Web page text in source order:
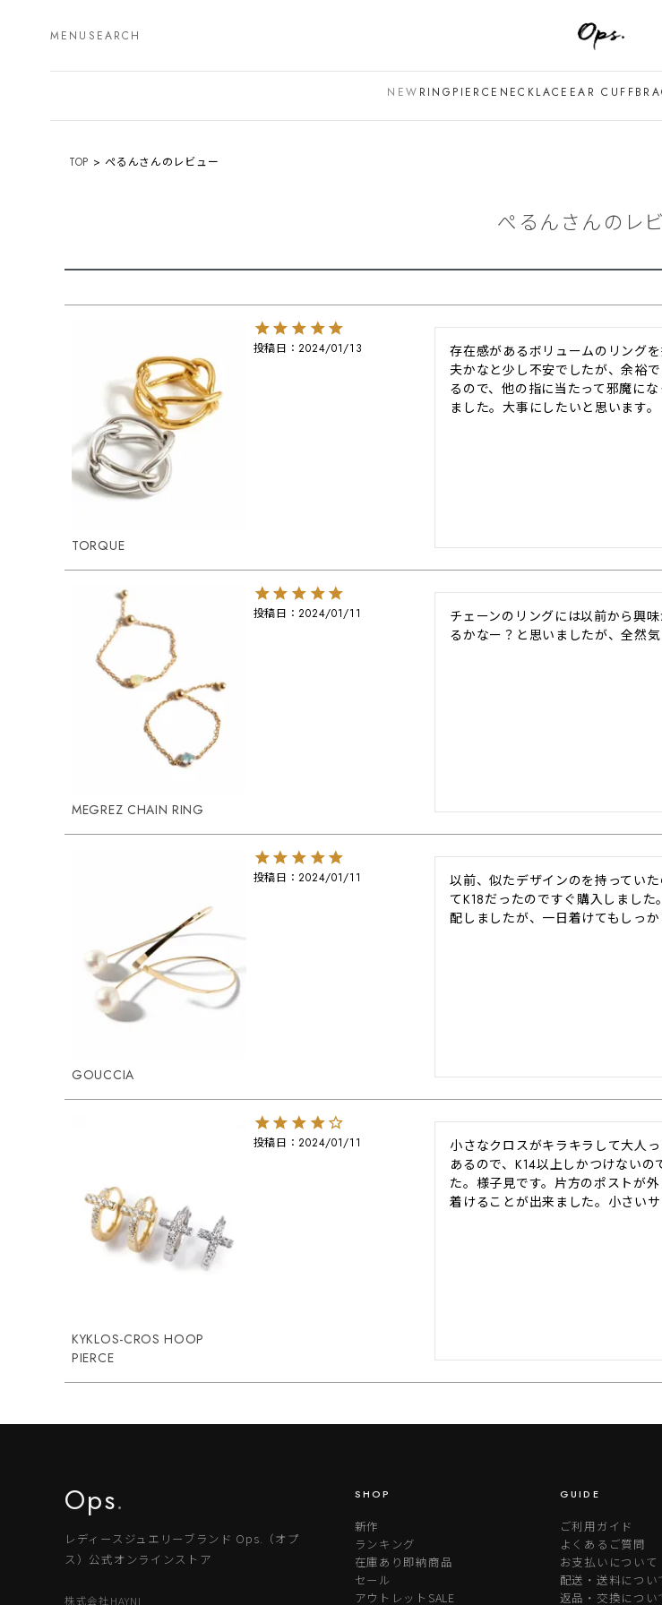
MENU SEARCH
NEW RING PIERCE NECKLACE EAR CUFF
TOP ぺるんさんのレビュー
ぺるんさんのレ
TORQUE
投稿日 2024/01/13
存在感があるボリュームのリング
夫かなと少し不安でしたが、余裕
るので、他の指に当たって邪魔に
ました。大事にしたいと思います。
MEGREZ CHAIN RING
投稿日 2024/01/11
チェーンのリングには以前から興
るかなー？と思いましたが、全然
GOUCCIA
投稿日 2024/01/11
以前、似たデザインのを持ってい
てK18だったのですぐ購入しまし
配しましたが、一日着けてもしっ
KYKLOS-CROS HOOP
PIERCE
投稿日 2024/01/11
小さなクロスがキラキラして大人
あるので、K14以上しかつけない
た。様子見です。片方のポストが
着けることが出来ました。小さい
Ops.
レディースジュエリーブランド Ops.（オプ
ス）公式オンラインストア
株式会社HAYNI
SHOP
新作
ランキング
在庫あり即納商品
セール
アウトレットSALE
GUIDE
ご利用ガイド
よくあるご質問
お支払いについて
配送・送料につい
返品・交換につい